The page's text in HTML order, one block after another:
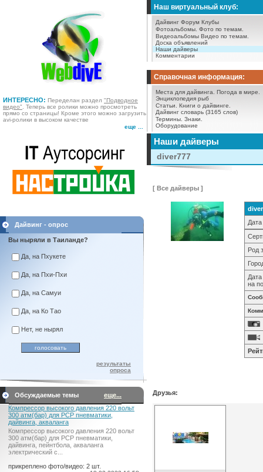
ИНТЕРЕСНО: Переделан раздел "Подводное
видео" . Теперь все ролики можно просмотреть
прямо со страницы! Кроме этого можно загрузить
avi-ролики в высоком качестве
еще ...
Наш виртуальный клуб:
Дайвинг Форум Клубы
Фотоальбомы. Фото по темам.
Видеоальбомы Видео по темам.
Доска объявлений
Наши дайверы
Комментарии
Справочная информация:
Места для дайвинга.
Погода в мире.
Энциклопедия рыб
Статьи.
Книги о дайвинге.
Дайвинг словарь (3165 слов)
Термины. Знаки.
Оборудование
Дайвинг - опрос
Вы ныряли в Таиланде?
Да, на Пхукете
Да, на Пхи-Пхи
Да, на Самуи
Да, на Ко Тао
Нет, не нырял
результаты
опроса
Обсуждаемые темы
еще...
Компрессор высокого давления 220 вольт
300 атм(бар) для PCP пневматики,
дайвинга, акваланга
Компрессор высокого давления 220 вольт
300 атм(бар) для PCP пневматики,
дайвинга, пейнтбола, акваланга
электрический c...
прикреплено фото/видео: 2 шт.
Наши дайверы
diver777
[ Все дайверы ]
Дата
Род
на
Друзья: